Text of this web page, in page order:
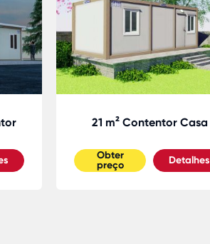
21 m² Contentor Casa
Obter
preço
Detalhes